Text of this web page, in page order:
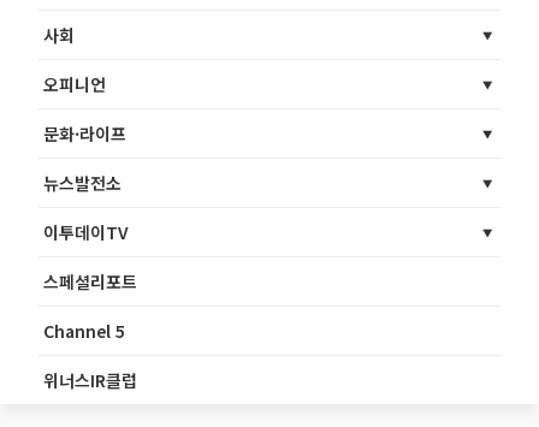
사회
오피니언
문화·라이프
뉴스발전소
이투데이TV
스페셜리포트
Channel 5
위너스IR클럽